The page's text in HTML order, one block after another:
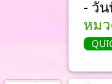
- วั
หม